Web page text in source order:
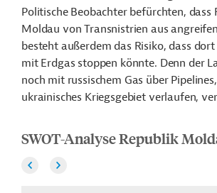
Politische Beobachter befürchten, dass
Moldau von Transnistrien aus
besteht außerdem das Risiko, dass
mit Erdgas stoppen könnte. Denn der
noch mit russischem Gas über
ukrainisches Kriegsgebiet verlaufen,
SWOT-Analyse Republik